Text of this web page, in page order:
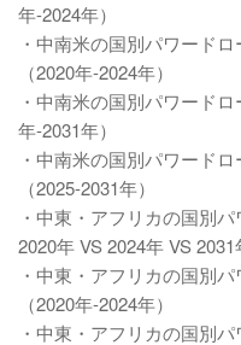
年-2024年）
・中南米の国別パワード
（2020年-2024年）
・中南米の国別パワード
年-2031年）
・中南米の国別パワード
（2025-2031年）
・中東・アフリカの国別
2020年 VS 2024年 VS 2031
・中東・アフリカの国別
（2020年-2024年）
・中東・アフリカの国別